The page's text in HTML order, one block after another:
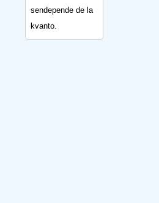
sendepende de la
kvanto.